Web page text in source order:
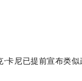
卡尼已提前宣布类似